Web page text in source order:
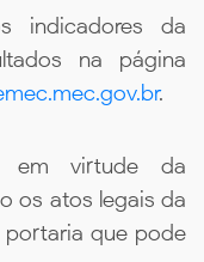
indicadores da
na página
.
em virtude da
os atos legais da
portaria que pode